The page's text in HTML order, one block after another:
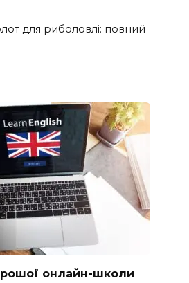
для риболовлі: повний
онлайн-школи